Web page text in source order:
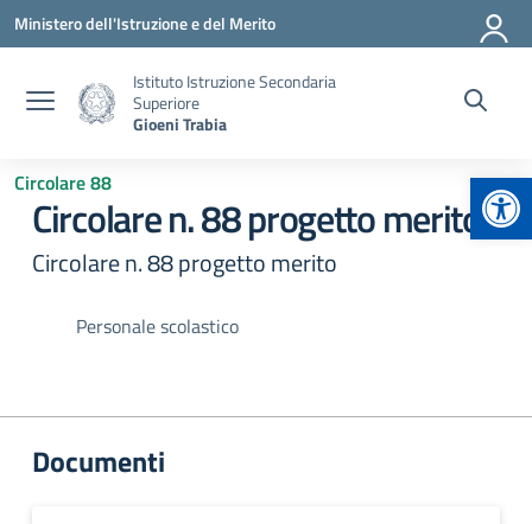
Vai ai contenuti
Vai al menu di navigazione
Vai al footer
Ministero dell'Istruzione e del Merito
Istituto Istruzione Secondaria
Superiore
Gioeni Trabia
Circolare 88
Circolare n. 88 progetto merito
Circolare n. 88 progetto merito
Personale scolastico
Documenti